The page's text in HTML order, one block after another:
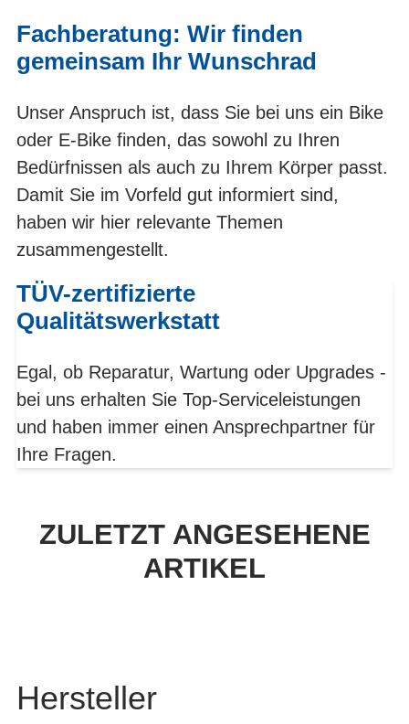
Fachberatung: Wir finden
gemeinsam Ihr Wunschrad
Unser Anspruch ist, dass Sie bei uns ein Bike
oder E-Bike finden, das sowohl zu Ihren
Bedürfnissen als auch zu Ihrem Körper passt.
Damit Sie im Vorfeld gut informiert sind,
haben wir hier relevante Themen
zusammengestellt.
TÜV-zertifizierte
Qualitätswerkstatt
Egal, ob Reparatur, Wartung oder Upgrades -
bei uns erhalten Sie Top-Serviceleistungen
und haben immer einen Ansprechpartner für
Ihre Fragen.
ZULETZT ANGESEHENE
ARTIKEL
Hersteller